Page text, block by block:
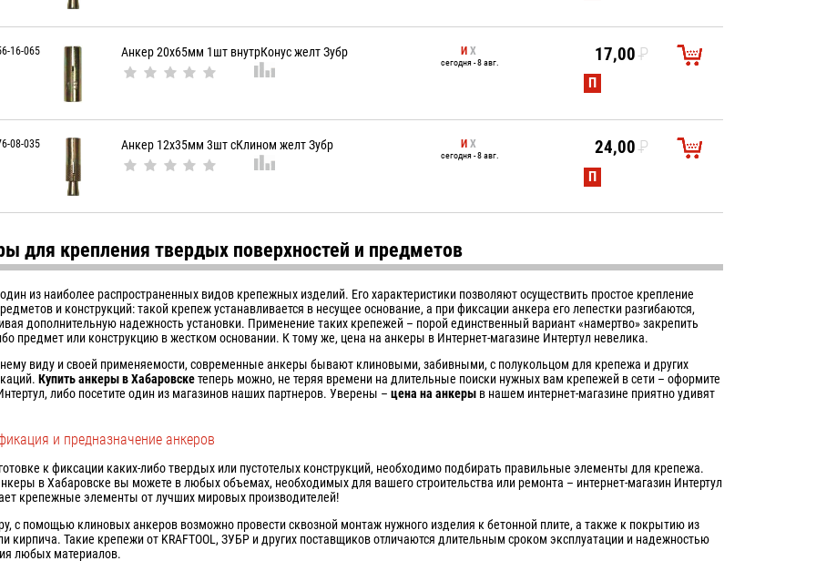
16-065 Анкер 20х65мм 1шт внутрКонус желт Зубр И Х
сегодня - 8 авг. 17,00P
П
08-035 Анкер 12х35мм 3шт сКлином желт Зубр И Х
сегодня - 8 авг. 24,00P
П
для крепления твердых поверхностей и предметов
из наиболее распространенных видов крепежных изделий. Его характеристики позволяют осуществить простое крепление
и конструкций: такой крепеж устанавливается в несущее основание, а при фиксации анкера его лепестки разгибаются,
дополнительную надежность установки. Применение таких крепежей – порой единственный вариант «намертво» закрепить
предмет или конструкцию в жестком основании. К тому же, цена на анкеры в Интернет-магазине Интертул невелика.
виду и своей применяемости, современные анкеры бывают клиновыми, забивными, с полукольцом для крепежа и других
Купить анкеры в Хабаровскетеперь можно, не теряя времени на длительные поиски нужных вам крепежей в сети – оформите
либо посетите один из магазинов наших партнеров. Уверены –цена на анкеры в нашем интернет-магазине приятно удивят
и предназначение анкеров
к фиксации каких-либо твердых или пустотелых конструкций, необходимо подбирать правильные элементы для крепежа.
в Хабаровске вы можете в любых объемах, необходимых для вашего строительства или ремонта – интернет-магазин Интертул
крепежные элементы от лучших мировых производителей!
с помощью клиновых анкеров возможно провести сквозной монтаж нужного изделия к бетонной плите, а также к покрытию из
кирпича. Такие крепежи от KRAFTOOL, ЗУБР и других поставщиков отличаются длительным сроком эксплуатации и надежностью
любых материалов.